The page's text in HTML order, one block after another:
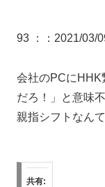
93 ： ：2021/03/
会社のPCにHHK
だろ！」と意味
親指シフトなんて
共有: